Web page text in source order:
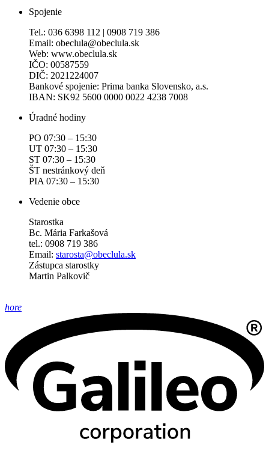
Spojenie
Tel.: 036 6398 112 | 0908 719 386
Email: obeclula@obeclula.sk
Web: www.obeclula.sk
IČO: 00587559
DIČ: 2021224007
Bankové spojenie: Prima banka Slovensko, a.s.
IBAN: SK92 5600 0000 0022 4238 7008
Úradné hodiny
PO 07:30 – 15:30
UT 07:30 – 15:30
ST 07:30 – 15:30
ŠT nestránkový deň
PIA 07:30 – 15:30
Vedenie obce
Starostka
Bc. Mária Farkašová
tel.: 0908 719 386
Email: starosta@obeclula.sk
Zástupca starostky
Martin Palkovič
hore